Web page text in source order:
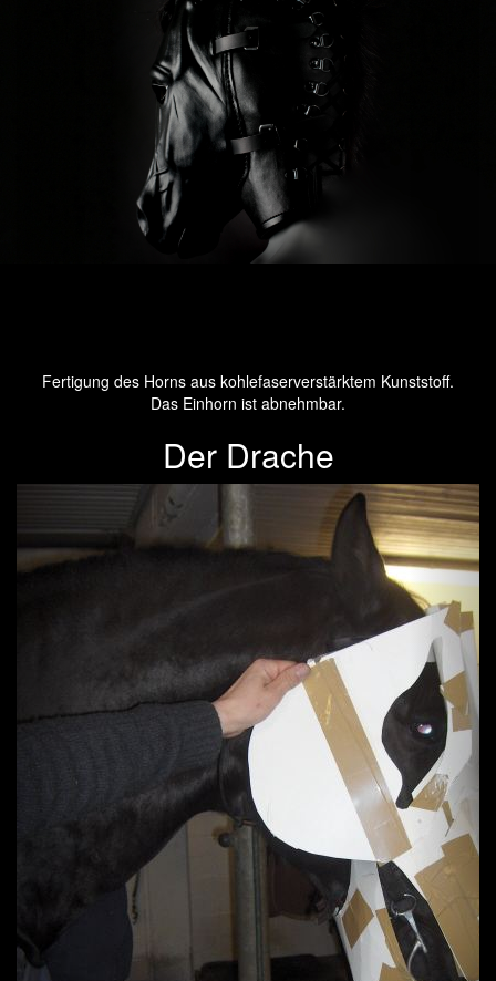
Fertigung des Horns aus kohlefaserverstärktem Kunststoff.
Das Einhorn ist abnehmbar.
Der Drache
Next